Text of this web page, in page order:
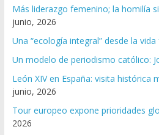
Más liderazgo femenino; la homilía
junio, 2026
Una “ecología integral” desde la
Un modelo de periodismo católico:
León XIV en España: visita histórica
junio, 2026
Tour europeo expone prioridades
2026